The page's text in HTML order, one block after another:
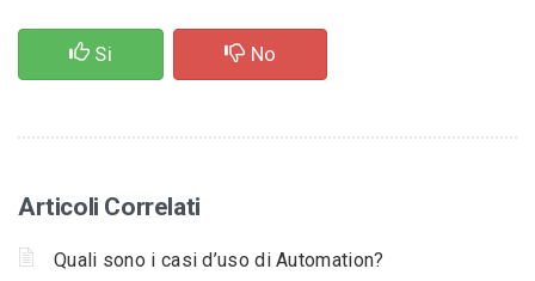
Si No
Articoli Correlati
Quali sono i casi d’uso di Automation?